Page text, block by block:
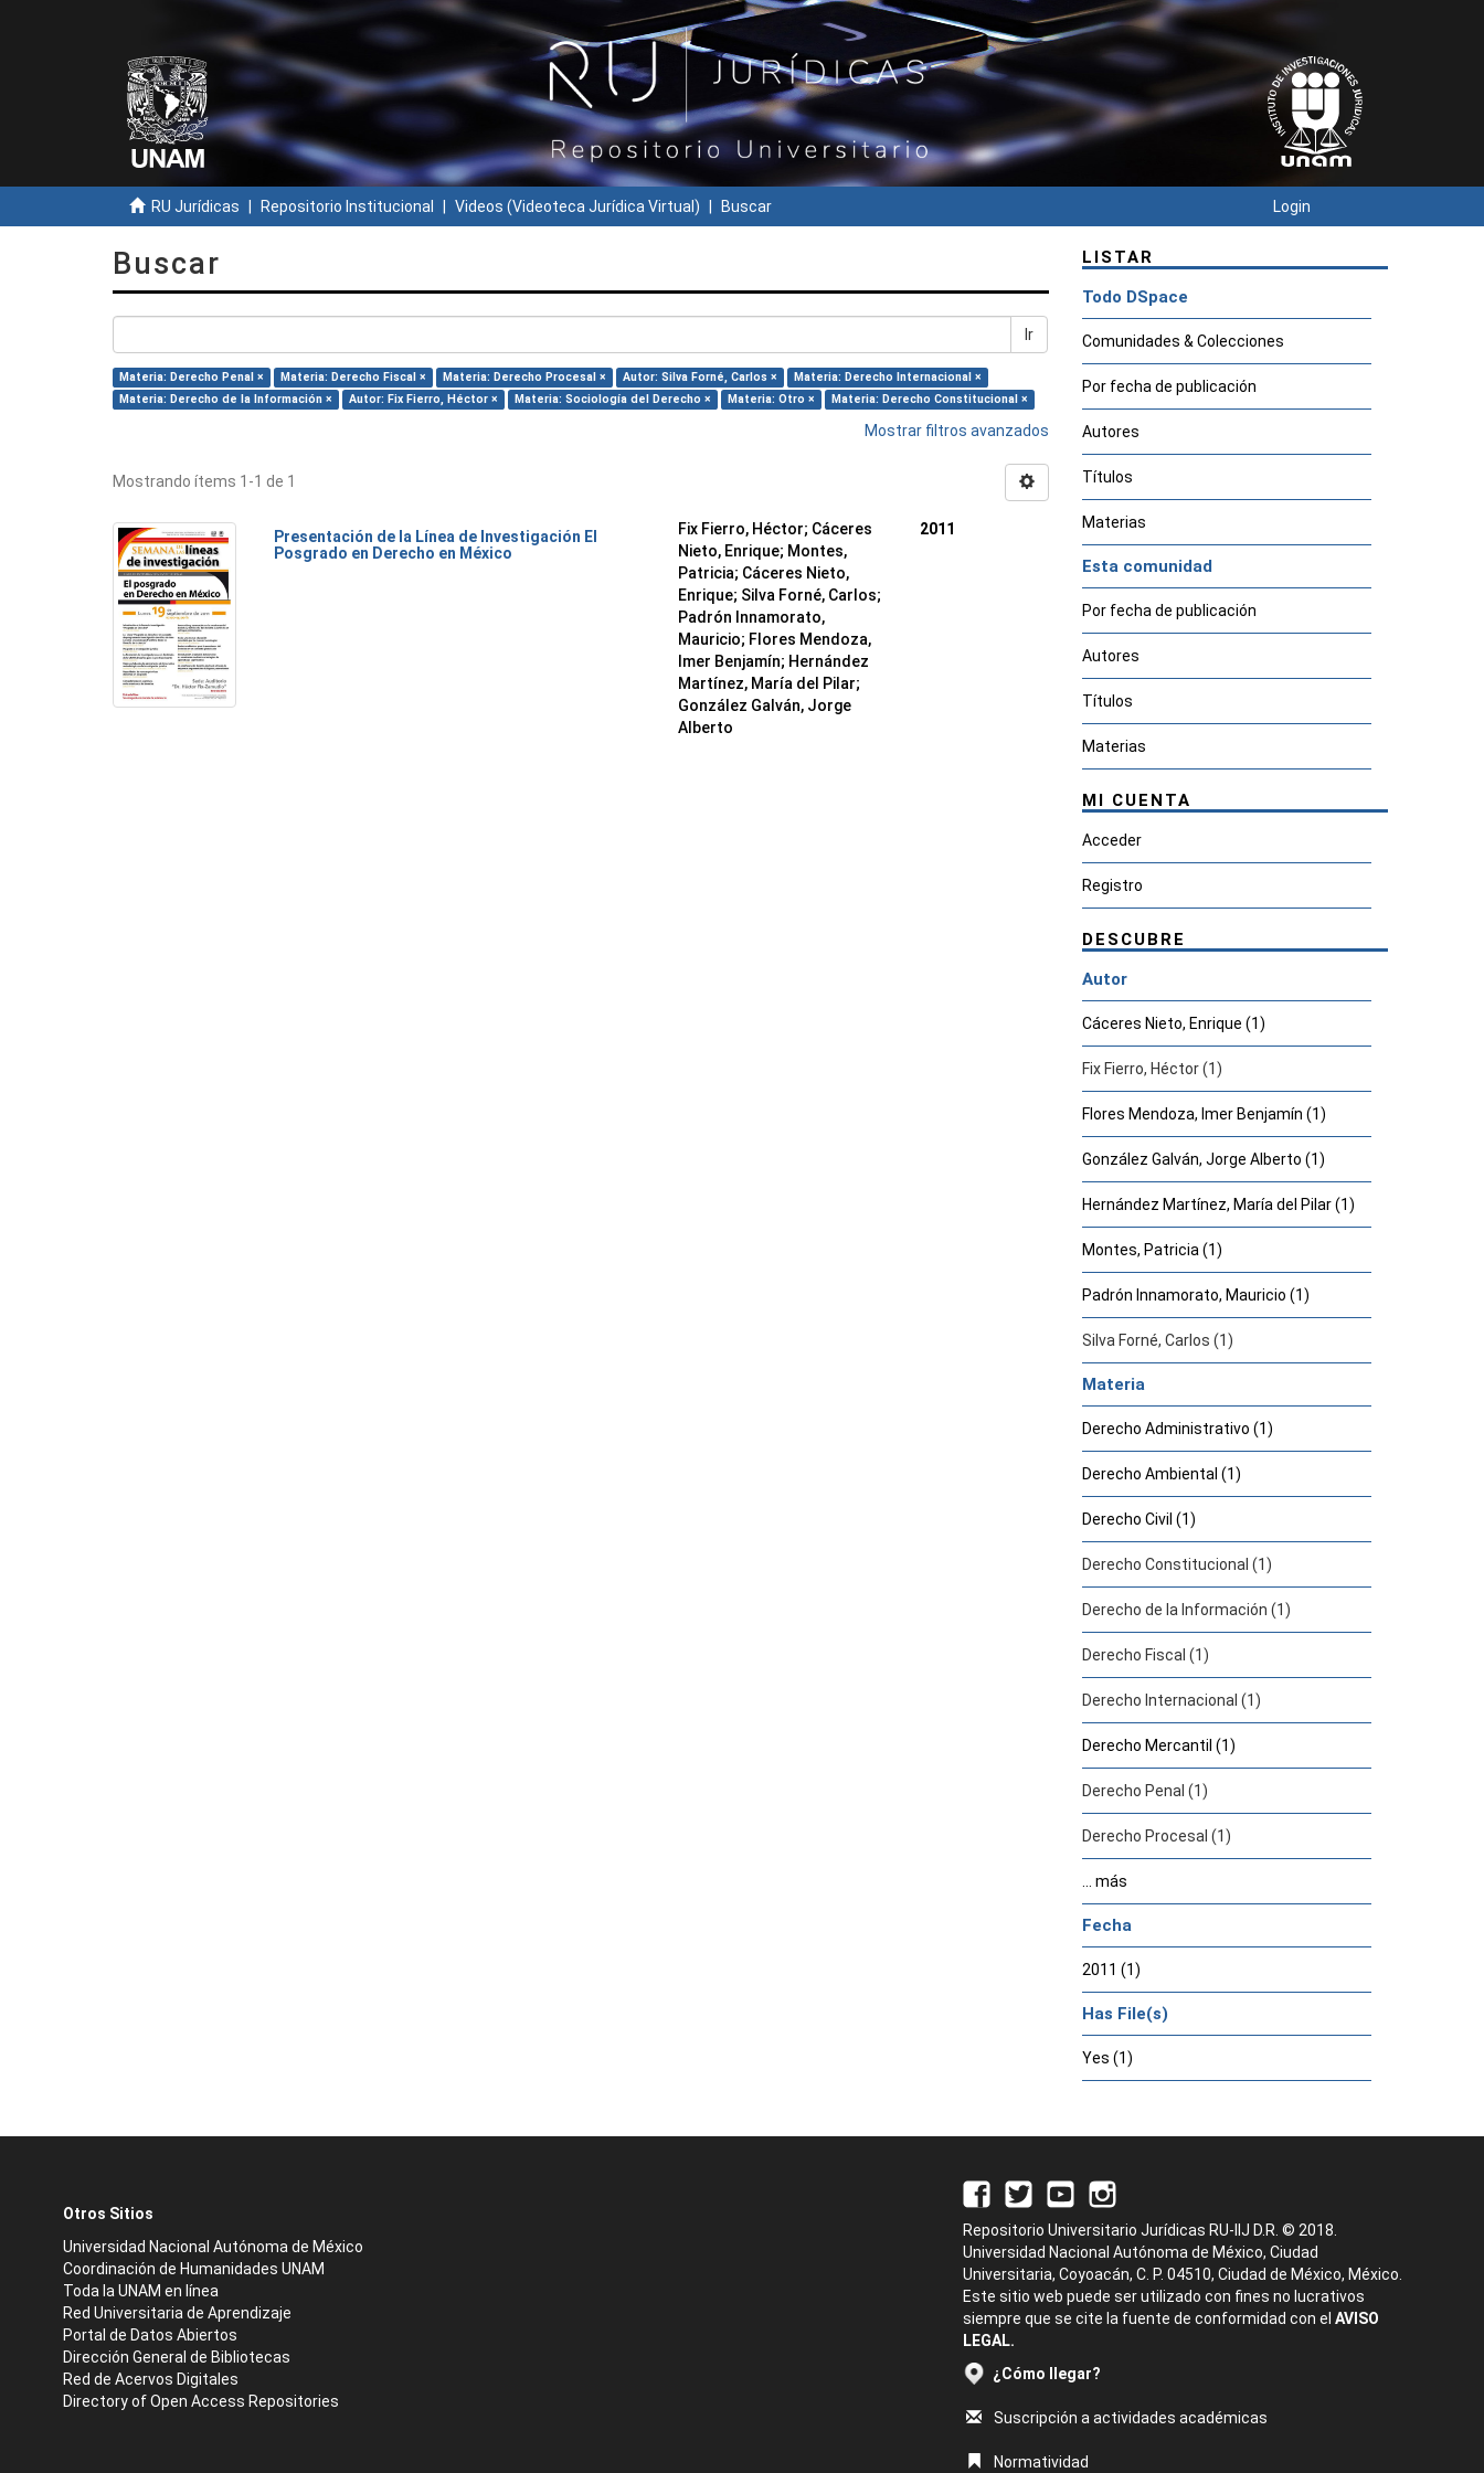
RU Jurídicas Repositorio Institucional Videos (Videoteca Jurídica Virtual) Buscar Login
Buscar
Ir
Materia: Derecho Penal × Materia: Derecho Fiscal × Materia: Derecho Procesal × Autor: Silva Forné, Carlos ×
Materia: Derecho Internacional ×
Materia: Derecho de la Información ×
Autor: Fix Fierro, Héctor × Materia: Sociología del Derecho × Materia: Otro × Materia: Derecho Constitucional ×
Mostrar filtros avanzados
Mostrando ítems 1-1 de 1
Presentación de la Línea de Investigación El
Posgrado en Derecho en México
Fix Fierro, Héctor; Cáceres
Nieto, Enrique; Montes,
Patricia; Cáceres Nieto,
Enrique; Silva Forné, Carlos;
Padrón Innamorato,
Mauricio; Flores Mendoza,
Imer Benjamín; Hernández
Martínez, María del Pilar;
González Galván, Jorge
Alberto
2011
LISTAR
Todo DSpace
Comunidades & Colecciones
Por fecha de publicación
Autores
Títulos
Materias
Esta comunidad
Por fecha de publicación
Autores
Títulos
Materias
MI CUENTA
Acceder
Registro
DESCUBRE
Autor
Cáceres Nieto, Enrique (1)
Fix Fierro, Héctor (1)
Flores Mendoza, Imer Benjamín (1)
González Galván, Jorge Alberto (1)
Hernández Martínez, María del Pilar (1)
Montes, Patricia (1)
Padrón Innamorato, Mauricio (1)
Silva Forné, Carlos (1)
Materia
Derecho Administrativo (1)
Derecho Ambiental (1)
Derecho Civil (1)
Derecho Constitucional (1)
Derecho de la Información (1)
Derecho Fiscal (1)
Derecho Internacional (1)
Derecho Mercantil (1)
Derecho Penal (1)
Derecho Procesal (1)
... más
Fecha
2011 (1)
Has File(s)
Yes (1)
Otros Sitios
Universidad Nacional Autónoma de México
Coordinación de Humanidades UNAM
Toda la UNAM en línea
Red Universitaria de Aprendizaje
Portal de Datos Abiertos
Dirección General de Bibliotecas
Red de Acervos Digitales
Directory of Open Access Repositories
Repositorio Universitario Jurídicas RU-IIJ D.R. © 2018.
Universidad Nacional Autónoma de México, Ciudad
Universitaria, Coyoacán, C. P. 04510, Ciudad de México, México.
Este sitio web puede ser utilizado con fines no lucrativos
siempre que se cite la fuente de conformidad con el AVISO
LEGAL.
¿Cómo llegar?
Suscripción a actividades académicas
Normatividad